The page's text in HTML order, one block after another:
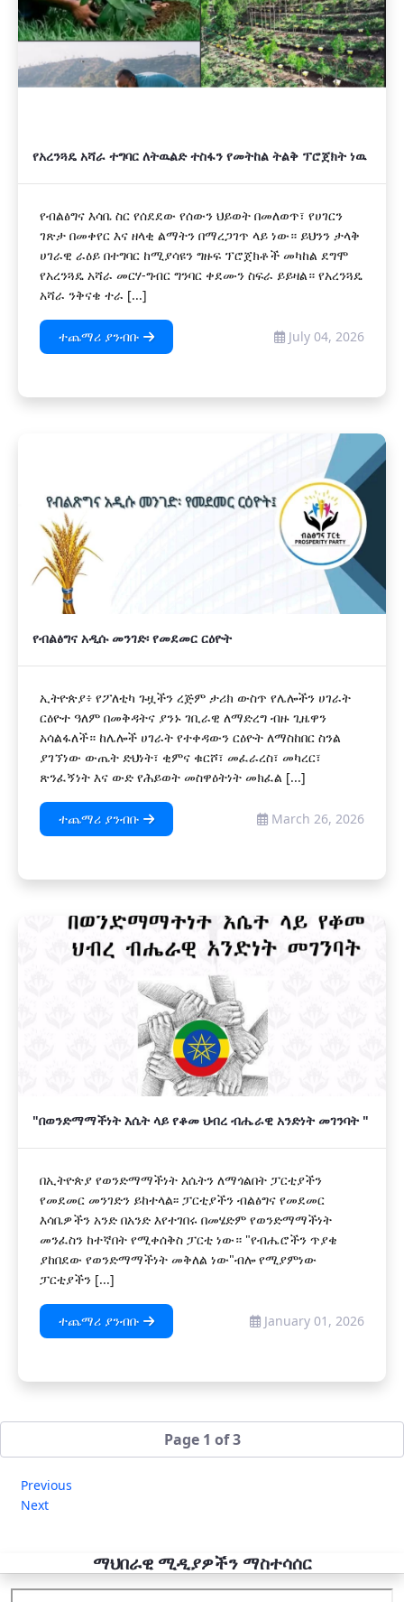
የአረንጓዴ አሻራ ተግባር ለትዉልድ ተስፋን የመትከል ትልቅ ፕሮጀክት ነዉ
የብልፅግና እሳቤ ስር የሰደደው የሰውን ህይወት በመለወጥ፣ የሀገርን
ገጽታ በመቀየር እና ዘላቂ ልማትን በማረጋገጥ ላይ ነው። ይህንን ታላቅ
ሀገራዊ ራዕይ በተግባር ከሚያሳዩን ግዙፍ ፕሮጀክቶች መካከል ደግሞ
የአረንጓዴ አሻራ መርሃ-ግብር ግንባር ቀደሙን ስፍራ ይይዛል። የአረንጓዴ
አሻራ ንቅናቄ ተራ [...]
ተጨማሪ ያንብቡ July 04, 2026
የብልፅግና አዲሱ መንገድ፡ የመደመር ርዕዮት
ኢትዮጵያ፥ የፖለቲካ ጉዟችን ረጅም ታሪክ ውስጥ የሌሎችን ሀገራት
ርዕዮተ ዓለም በመቅዳትና ያንኑ ገቢራዊ ለማድረግ ብዙ ጊዜዋን
አሳልፋለች። ከሌሎች ሀገራት የተቀዳውን ርዕዮት ለማስከበር ስንል
ያገኘነው ውጤት ድህነት፣ ቂምና ቁርሾ፣ መፈራረስ፣ መካረር፣
ጽንፈኝነት እና ውድ የሕይወት መስዋዕትነት መክፈል [...]
ተጨማሪ ያንብቡ March 26, 2026
"በወንድማማችነት እሴት ላይ የቆመ ህብረ ብሔራዊ አንድነት መገንባት "
በኢትዮጵያ የወንድማማችነት እሴትን ለማጎልበት ፓርቲያችን
የመደመር መንገድን ይከተላል፡፡ ፓርቲያችን ብልፅግና የመደመር
እሳቤዎችን አንድ በአንድ እየተገበሩ በመሄድም የወንድማማችነት
መንፈስን ከተኛበት የሚቀሰቅስ ፓርቲ ነው። "የብሔሮችን ጥያቄ
ያከበደው የወንድማማችነት መቅለል ነው"ብሎ የሚያምነው
ፓርቲያችን [...]
ተጨማሪ ያንብቡ January 01, 2026
Page 1 of 3
Previous
Next
ማህበራዊ ሚዲያዎችን ማስተሳሰር